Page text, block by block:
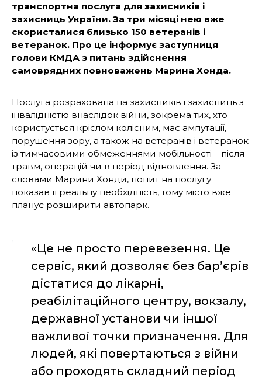
транспортна послуга для захисників і
захисниць України. За три місяці нею вже
скористалися близько 150 ветеранів і
ветеранок. Про це інформує заступниця
голови КМДА з питань здійснення
самоврядних повноважень Марина Хонда.
Послуга розрахована на захисників і захисниць з
інвалідністю внаслідок війни, зокрема тих, хто
користується кріслом колісним, має ампутації,
порушення зору, а також на ветеранів і ветеранок
із тимчасовими обмеженнями мобільності – після
травм, операцій чи в період відновлення. За
словами Марини Хонди, попит на послугу
показав її реальну необхідність, тому місто вже
планує розширити автопарк.
«Це не просто перевезення. Це
сервіс, який дозволяє без бар’єрів
дістатися до лікарні,
реабілітаційного центру, вокзалу,
державної установи чи іншої
важливої точки призначення. Для
людей, які повертаються з війни
або проходять складний період